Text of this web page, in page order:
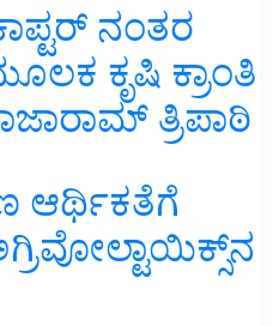
ನಂತರ
ಕೃಷಿ ಕ್ರಾಂತಿ
ತ್ರಿಪಾಠಿ
ಆರ್ಥಿಕತೆಗೆ